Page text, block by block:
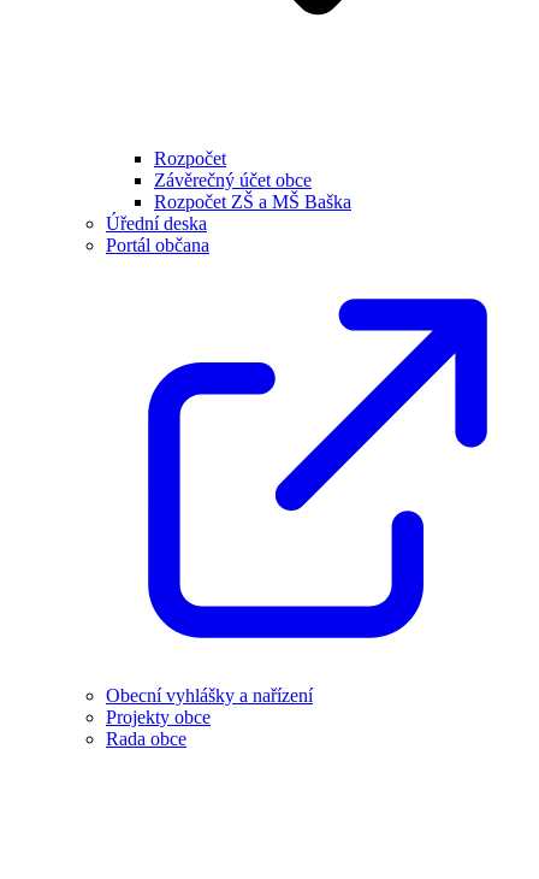
Rozpočet
Závěrečný účet obce
Rozpočet ZŠ a MŠ Baška
Úřední deska
Portál občana
Obecní vyhlášky a nařízení
Projekty obce
Rada obce